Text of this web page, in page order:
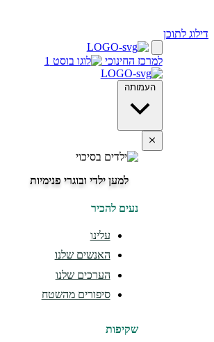
דילוג לתוכן
למרכז החינוכי
העמותה
למען ילדי ובוגרי פנימיות
נעים להכיר
עלינו
האנשים שלנו
הערכים שלנו
סיפורים מהשטח
שקיפות